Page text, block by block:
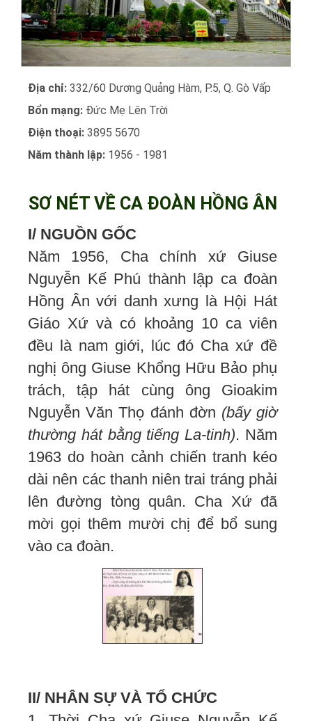
Địa chỉ: 332/60 Dương Quảng Hàm, P.5, Q. Gò Vấp
Bổn mạng: Đức Mẹ Lên Trời
Điện thoại: 3895 5670
Năm thành lập: 1956 - 1981
SƠ NÉT VỀ CA ĐOÀN HỒNG ÂN
I/ NGUỒN GỐC
Năm 1956, Cha chính xứ Giuse
Nguyễn Kế Phú thành lập ca đoàn
Hồng Ân với danh xưng là Hội Hát
Giáo Xứ và có khoảng 10 ca viên
đều là nam giới, lúc đó Cha xứ đề
nghị ông Giuse Khổng Hữu Bảo phụ
trách, tập hát cùng ông Gioakim
Nguyễn Văn Thọ đánh đờn (bấy giờ
thường hát bằng tiếng La-tinh). Năm
1963 do hoàn cảnh chiến tranh kéo
dài nên các thanh niên trai tráng phải
lên đường tòng quân. Cha Xứ đã
mời gọi thêm mười chị để bổ sung
vào ca đoàn.
II/ NHÂN SỰ VÀ TỔ CHỨC